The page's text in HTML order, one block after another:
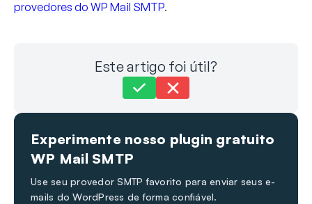
provedores do WP Mail SMTP.
Este artigo foi útil?
Ainda com problemas?
Última atualização em 30 de set. de 2024
Experimente nosso plugin gratuito
WP Mail SMTP
Use seu provedor SMTP favorito para enviar seus e-
mails do WordPress de forma confiável.